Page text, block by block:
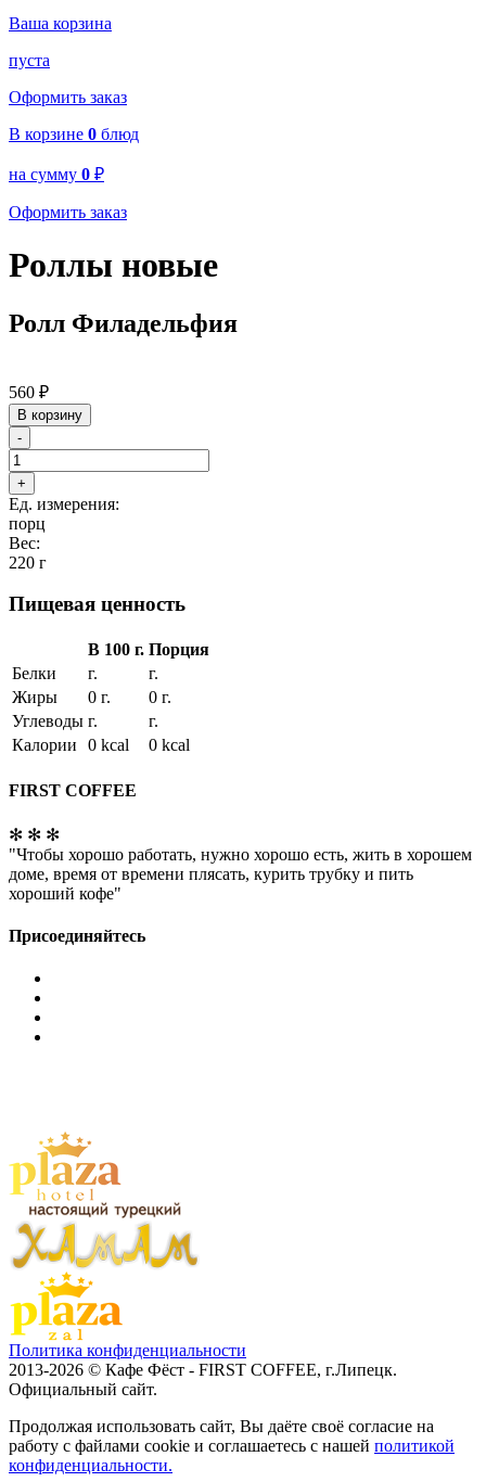
Ваша корзина
пуста
Оформить заказ
В корзине 0 блюд
на сумму 0 ₽
Оформить заказ
Роллы новые
Ролл Филадельфия
560 ₽
В корзину
-
+
Ед. измерения:
порц
Вес:
220 г
Пищевая ценность
В 100 г. Порция
Белки
г.
г.
Жиры
0 г.
0 г.
Углеводы г.
г.
Калории
0 kcal 0 kcal
FIRST COFFEE
✻ ✻ ✻
"Чтобы хорошо работать, нужно хорошо есть, жить в хорошем
доме, время от времени плясать, курить трубку и пить
хороший кофе"
Присоединяйтесь
Политика конфиденциальности
2013-2026 © Кафе Фёст - FIRST COFFEE, г.Липецк.
Официальный сайт.
Продолжая использовать сайт, Вы даёте своё согласие на
работу с файлами cookie и соглашаетесь с нашей политикой
конфиденциальности.